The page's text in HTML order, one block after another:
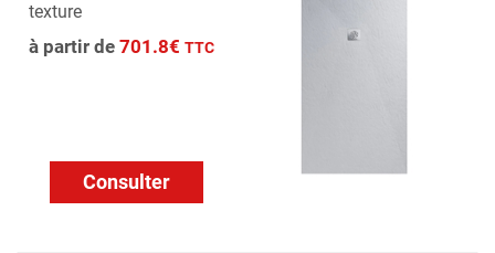
texture
à partir de 701.8€ TTC
Consulter